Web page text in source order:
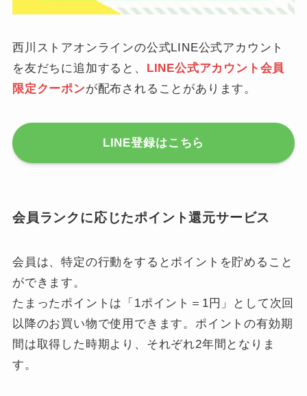
西川ストアオンラインの公式LINE公式アカウント
を友だちに追加すると、
LINE公式アカウント会員
限定クーポンが配布されることがあります。
LINE登録はこちら
会員ランクに応じたポイント還元サービス
会員は、特定の行動をするとポイントを貯めること
ができます。
たまったポイントは「1ポイント＝1円」として次回
以降のお買い物で使用できます。ポイントの有効期
間は取得した時期より、それぞれ2年間となりま
す。